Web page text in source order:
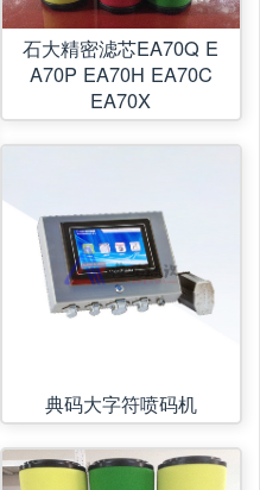
石大精密滤芯EA70Q E
A70P EA70H EA70C
EA70X
典码大字符喷码机